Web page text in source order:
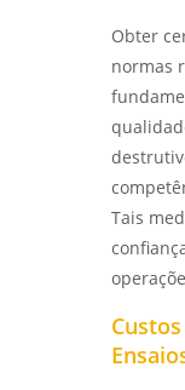
Obter
normas
Tais